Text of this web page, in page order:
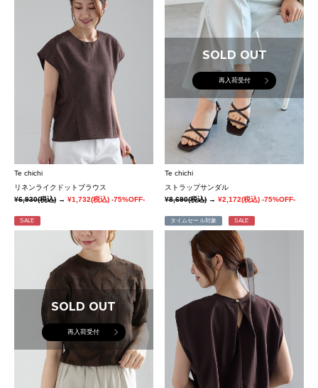
Te chichi
リネンライクドットブラウス
¥6,930(税込) → ¥1,732(税込) -75%OFF-
SOLD OUT
再入荷受付
Te chichi
ストラップサンダル
¥8,690(税込)→¥2,172(税込) -75%OFF-
SALE
SOLD OUT
再入荷受付
タイムセール対象 SALE